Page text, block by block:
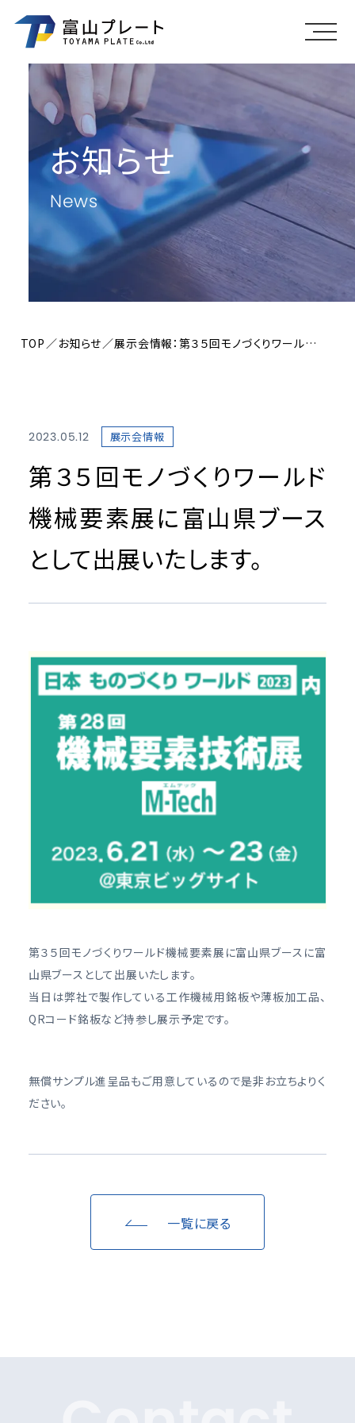
メニ
お知らせ
News
TOP お知らせ 展示会情報：第３５回モノづくりワールド機械要素展に富山県ブースとして出展いたします。
2023.05.12 展示会情報
第３５回モノづくりワールド
機械要素展に富山県ブース
として出展いたします。
第３５回モノづくりワールド機械要素展に富山県ブースに富
山県ブースとして出展いたします。
当日は弊社で製作している工作機械用銘板や薄板加工品、
QRコード銘板など持参し展示予定です。
無償サンプル進呈品もご用意しているので是非お立ちよりく
ださい。
一覧に戻る